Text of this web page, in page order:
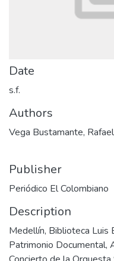
Date
s.f.
Authors
Vega Bustamante, Rafael
Publisher
Periódico El Colombiano
Description
Medellín, Biblioteca Luis
Patrimonio Documental,